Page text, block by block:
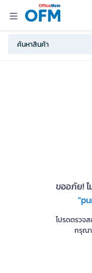
ขออภัย!
โปรดตรวจ
กรุณ